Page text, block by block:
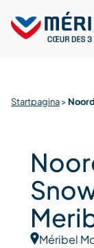
content
Startpagina>
Méribel